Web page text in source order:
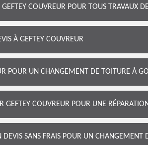
COUVREUR POUR TOUS TRAVAUX
À GEFTEY COUVREUR
POUR UN CHANGEMENT DE TOITURE À
COUVREUR POUR UNE
DEVIS SANS FRAIS POUR UN CHANGEMENT